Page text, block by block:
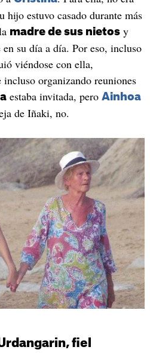
hijo estuvo casado durante más
madre de sus nietosy
su día a día. Por eso, incluso
viéndose con ella,
organizando reuniones
estaba invitada, pero Ainhoa
de Iñaki, no.
fiel